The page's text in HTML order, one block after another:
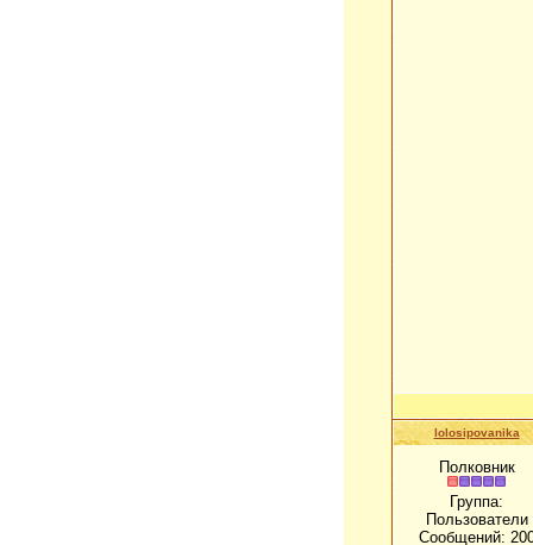
lolosipovanika
Полковник
Группа:
Пользователи
Сообщений: